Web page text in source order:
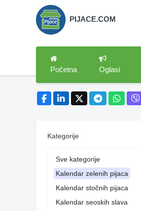
PIJACE.COM
Početna Oglasi
Kategorije
Sve kategorije
Kalendar zelenih pijaca
Kalendar stočnih pijaca
Kalendar seoskih slava